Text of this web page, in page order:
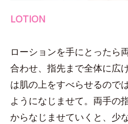
LOTION
ローションを手にとったら
合わせ、指先まで全体に広
は肌の上をすべらせるので
ようになじませて。両手の
からなじませていくと、少